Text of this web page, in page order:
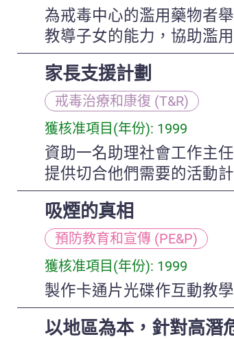
為戒毒中心的濫用藥物者
教導子女的能力，協助濫
家長支援計劃
戒毒治療和康復 (T&R)
獲核准項目(年份): 1999
資助一名助理社會工作主
提供切合他們需要的活動
吸煙的真相
預防教育和宣傳 (PE&P)
獲核准項目(年份): 1999
製作卡通片光碟作互動教
以地區為本，針對高潛